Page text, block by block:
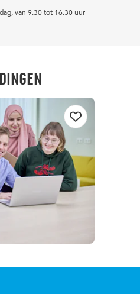
van 9.30 tot 16.30 uur